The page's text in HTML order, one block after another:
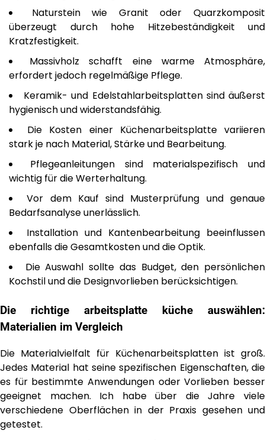
Naturstein wie Granit oder Quarzkomposit
überzeugt durch hohe Hitzebeständigkeit und
Kratzfestigkeit.
Massivholz schafft eine warme Atmosphäre,
erfordert jedoch regelmäßige Pflege.
Keramik- und Edelstahlarbeitsplatten sind äußerst
hygienisch und widerstandsfähig.
Die Kosten einer Küchenarbeitsplatte variieren
stark je nach Material, Stärke und Bearbeitung.
Pflegeanleitungen sind materialspezifisch und
wichtig für die Werterhaltung.
Vor dem Kauf sind Musterprüfung und genaue
Bedarfsanalyse unerlässlich.
Installation und Kantenbearbeitung beeinflussen
ebenfalls die Gesamtkosten und die Optik.
Die Auswahl sollte das Budget, den persönlichen
Kochstil und die Designvorlieben berücksichtigen.
Die richtige arbeitsplatte küche auswählen:
Materialien im Vergleich
Die Materialvielfalt für Küchenarbeitsplatten ist groß.
Jedes Material hat seine spezifischen Eigenschaften, die
es für bestimmte Anwendungen oder Vorlieben besser
geeignet machen. Ich habe über die Jahre viele
verschiedene Oberflächen in der Praxis gesehen und
getestet.